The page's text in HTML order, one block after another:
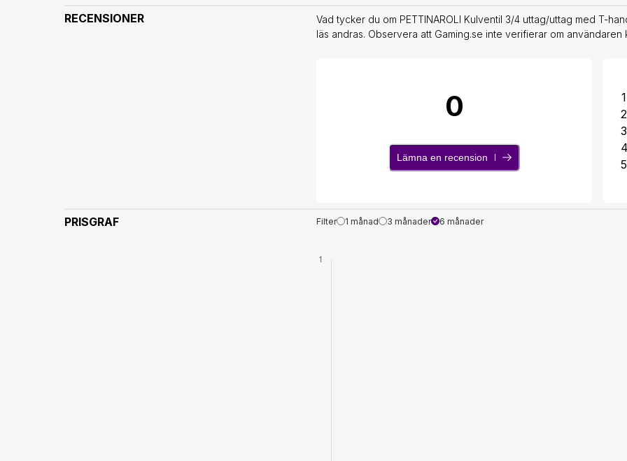
RECENSIONER
Vad tycker du om PETTINAROLI Kulventil 3/4 uttag/uttag med T-
läs andras. Observera att Gaming.se inte verifierar om
0
Lämna en recension
1
2
3
4
5
PRISGRAF Filter 1 månad 3 månader 6 månader